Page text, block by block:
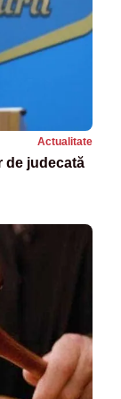
Actualitate
de judecată